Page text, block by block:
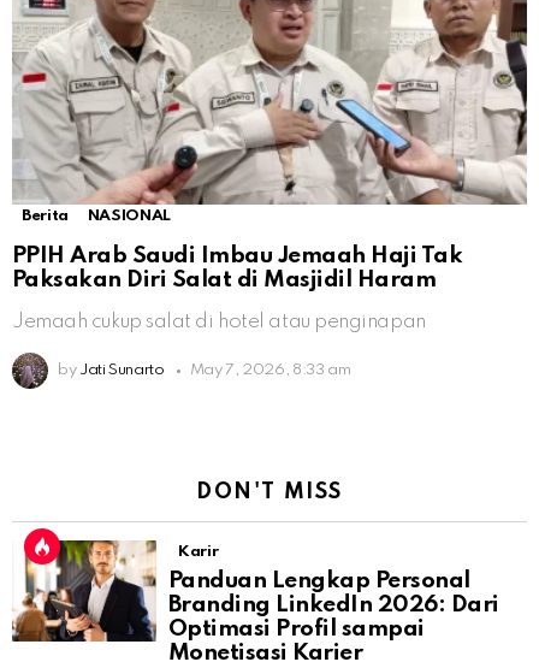
Berita NASIONAL
PPIH Arab Saudi Imbau Jemaah Haji Tak
Paksakan Diri Salat di Masjidil Haram
Jemaah cukup salat di hotel atau penginapan
by Jati Sunarto May 7, 2026, 8:33 am
DON'T MISS
Karir
Panduan Lengkap Personal
Branding LinkedIn 2026: Dari
Optimasi Profil sampai
Monetisasi Karier